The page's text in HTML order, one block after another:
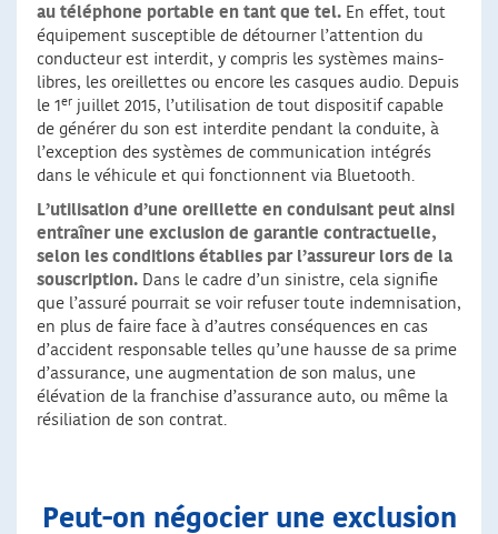
au téléphone portable en tant que tel. En effet, tout
équipement susceptible de détourner l’attention du
conducteur est interdit, y compris les systèmes mains-
libres, les oreillettes ou encore les casques audio. Depuis
le 1er juillet 2015, l’utilisation de tout dispositif capable
de générer du son est interdite pendant la conduite, à
l’exception des systèmes de communication intégrés
dans le véhicule et qui fonctionnent via Bluetooth.
L’utilisation d’une oreillette en conduisant peut ainsi
entraîner une exclusion de garantie contractuelle,
selon les conditions établies par l’assureur lors de la
souscription. Dans le cadre d’un sinistre, cela signifie
que l’assuré pourrait se voir refuser toute indemnisation,
en plus de faire face à d’autres conséquences en cas
d’accident responsable telles qu’une hausse de sa prime
d’assurance, une augmentation de son malus, une
élévation de la franchise d’assurance auto, ou même la
résiliation de son contrat.
Peut-on négocier une exclusion